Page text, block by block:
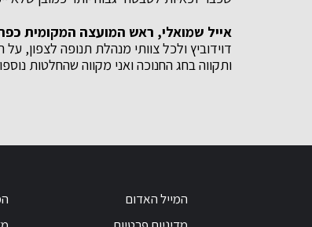
אייל שמואלי, ראש המועצה המקומית כפר
דוידוביץ ולכל צוותי מנהלת תנופה לצפון,
ותקווה בחג החנוכה ואני מקווה שהחלטות
המייל האדום